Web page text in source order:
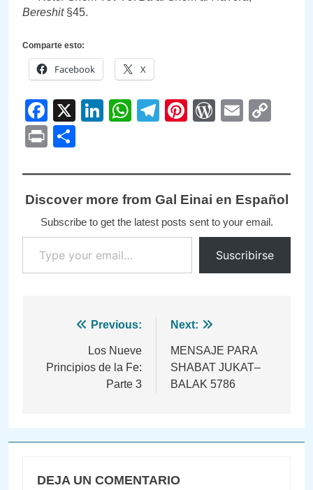
Bereshit§45.
Comparte esto:
Facebook X
Facebook
X LinkedIn
WhatsApp
Telegram
PinterestEmail
Print
Discover more from Gal Einai en Español
Subscribe to get the latest posts sent to your email.
Type your email…
Suscribirse
Navegación
entradas
Previous:
Los Nueve
Principios de la Fe:
Parte 3
Next:
MENSAJE PARA
SHABAT JUKAT–
BALAK 5786
DEJA UN COMENTARIO